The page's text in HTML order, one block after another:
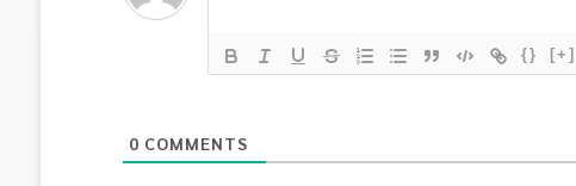
{} [+]
0 COMMENTS